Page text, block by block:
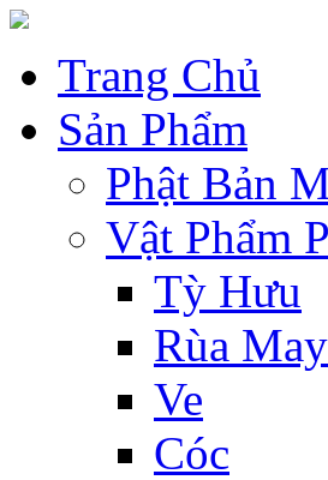
Trang Chủ
Sản Phẩm
Phật Bản
Vật Phẩm
Tỳ Hưu
Rùa
Ve
Cóc